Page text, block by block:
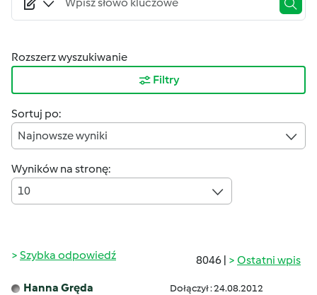
Rozszerz wyszukiwanie
Filtry
Sortuj po:
Najnowsze wyniki
Wyników na stronę:
10
8046 | Ostatni wpis
Szybka odpowiedź
Hanna Gręda Dołączył : 24.08.2012